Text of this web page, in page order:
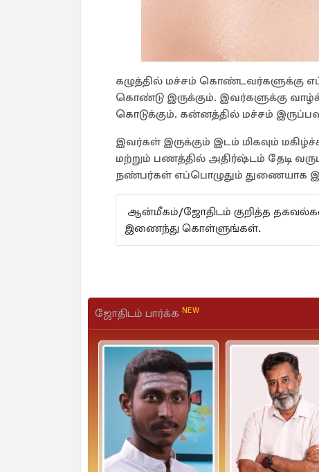
கழுத்தில் மச்சம் கொண்டவர்களுக்கு
கொண்டு இருக்கும். இவர்களுக்கு
கொடுக்கும். கன்னத்தில் மச்சம்
இவர்கள் இருக்கும் இடம் மிகவும்
மற்றும் பணத்தில் அதிர்ஷ்டம் தேடி
நண்பர்கள் எப்பொழுதும் துணையாக
ஆன்மீகம்/ஜோதிடம் குறித்த
இணைந்து கொள்ளுங்கள்.
ஜோதிடம் பார்க்க NEW